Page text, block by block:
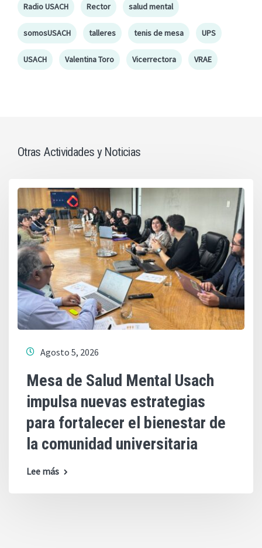
Radio USACH Rector salud mental
somosUSACH talleres tenis de mesa UPS
USACH Valentina Toro Vicerrectora VRAE
Otras Actividades y Noticias
Agosto 5, 2026
Mesa de Salud Mental Usach
impulsa nuevas estrategias
para fortalecer el bienestar de
la comunidad universitaria
Lee más